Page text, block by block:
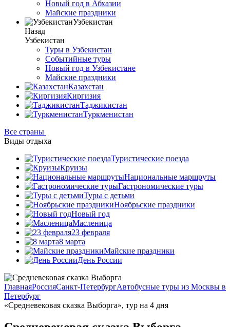
Новый год в Абхазии
Майские праздники
Узбекистан
Назад
Узбекистан
Туры в Узбекистан
Событийные туры
Новый год в Узбекистане
Майские праздники
Казахстан
Киргизия
Таджикистан
Туркменистан
Все страны
Виды отдыха
Туристические поезда
Круизы
Национальные маршруты
Гастрономические туры
Туры с детьми
Ноябрьские праздники
Новый год
Масленица
23 февраля
8 марта
Майские праздники
День России
ГлавнаяРоссияСанкт-ПетербургАвтобусные туры из Москвы в
Петербург
«Средневековая сказка Выборга», тур на 4 дня